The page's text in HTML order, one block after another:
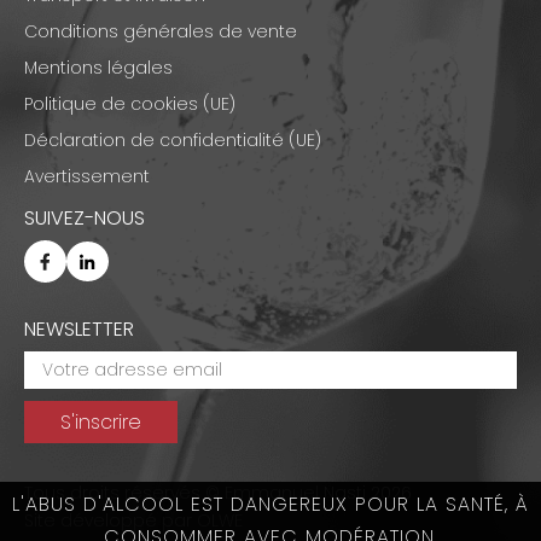
L'ABUS D'ALCOOL EST DANGEREUX POUR LA SANTÉ, À
Conditions générales de vente
Mentions légales
Politique de cookies (UE)
Déclaration de confidentialité (UE)
Avertissement
SUIVEZ-NOUS
NEWSLETTER
Tous droits réservés © Emmanuel Nasti 2026